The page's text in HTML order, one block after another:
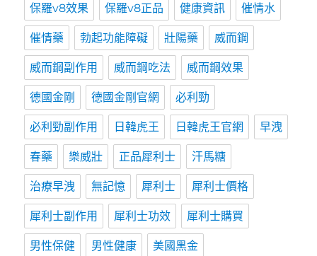
保羅v8效果 保羅v8正品 健康資訊 催情水
催情藥 勃起功能障礙 壯陽藥 威而鋼
威而鋼副作用 威而鋼吃法 威而鋼效果
德國金剛 德國金剛官網 必利勁
必利勁副作用 日韓虎王 日韓虎王官網 早洩
春藥 樂威壯 正品犀利士 汗馬糖
治療早洩 無記憶 犀利士 犀利士價格
犀利士副作用 犀利士功效 犀利士購買
男性保健 男性健康 美國黑金